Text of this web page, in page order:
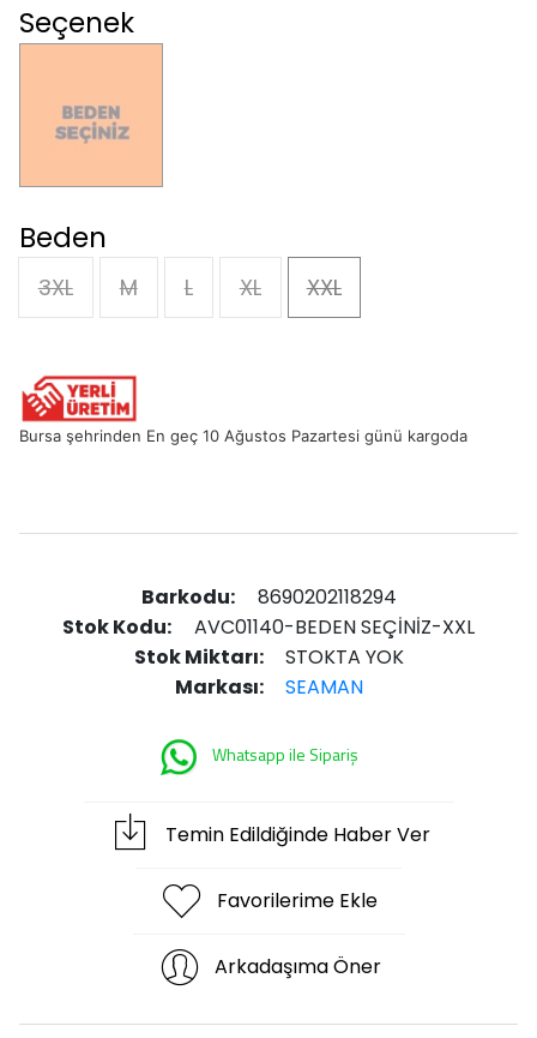
Seçenek
Beden
3XL M L XL XXL
Bursa şehrinden En geç 10 Ağustos Pazartesi günü kargoda
Barkodu:
8690202118294
Stok Kodu:
AVC01140-BEDEN SEÇİNİZ-XXL
Stok Miktarı:
STOKTA YOK
Markası:
SEAMAN
Whatsapp ile Sipariş
Temin Edildiğinde Haber Ver
Favorilerime Ekle
Arkadaşıma Öner